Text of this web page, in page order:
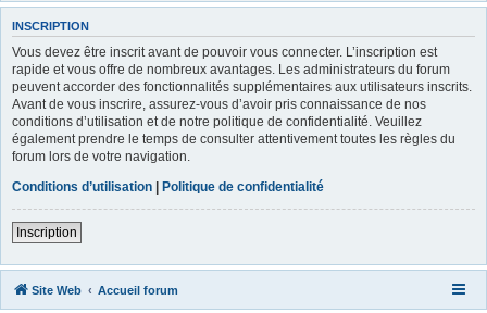
INSCRIPTION
Vous devez être inscrit avant de pouvoir vous connecter. L’inscription est
rapide et vous offre de nombreux avantages. Les administrateurs du forum
peuvent accorder des fonctionnalités supplémentaires aux utilisateurs inscrits.
Avant de vous inscrire, assurez-vous d’avoir pris connaissance de nos
conditions d’utilisation et de notre politique de confidentialité. Veuillez
également prendre le temps de consulter attentivement toutes les règles du
forum lors de votre navigation.
Conditions d’utilisation | Politique de confidentialité
Inscription
Site Web Accueil forum